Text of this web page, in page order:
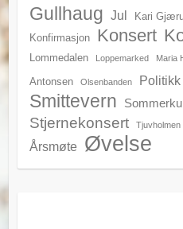
Gullhaug Jul Kari
Konfirmasjon Konsert
Lommedalen Loppemarked Maria
Antonsen
Olsenbanden Politikk
Smittevern
Stjernekonsert
Tjuvholmen
Årsmøte Øvelse